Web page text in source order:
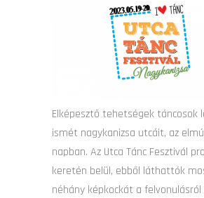
Elképesztő tehetségek táncosok
ismét nagykanizsa utcáit, az
napban. Az Utca Tánc Fesztivál
keretén belül, ebből láthattók
néhány képkockát a felvonulásról